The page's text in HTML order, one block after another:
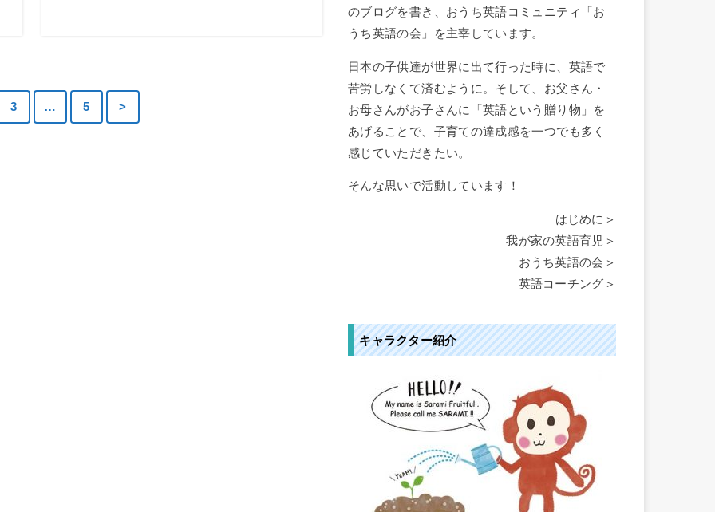
3 … 5 >
のブログを書き、おうち英語コミュニティ「お
うち英語の会」を主宰しています。
日本の子供達が世界に出て行った時に、英語で
苦労しなくて済むように。そして、お父さん・
お母さんがお子さんに「英語という贈り物」を
あげることで、子育ての達成感を一つでも多く
感じていただきたい。
そんな思いで活動しています！
はじめに＞
我が家の英語育児＞
おうち英語の会＞
英語コーチング＞
キャラクター紹介